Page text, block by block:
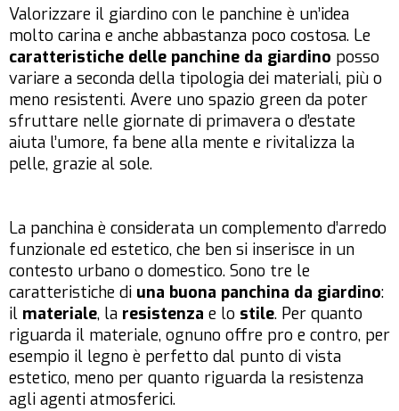
Valorizzare il giardino con le panchine è un’idea
molto carina e anche abbastanza poco costosa. Le
caratteristiche delle panchine da giardino posso
variare a seconda della tipologia dei materiali, più o
meno resistenti. Avere uno spazio green da poter
sfruttare nelle giornate di primavera o d’estate
aiuta l’umore, fa bene alla mente e rivitalizza la
pelle, grazie al sole.
La panchina è considerata un complemento d’arredo
funzionale ed estetico, che ben si inserisce in un
contesto urbano o domestico. Sono tre le
caratteristiche di una buona panchina da giardino:
il materiale, la resistenza e lo stile. Per quanto
riguarda il materiale, ognuno offre pro e contro, per
esempio il legno è perfetto dal punto di vista
estetico, meno per quanto riguarda la resistenza
agli agenti atmosferici.